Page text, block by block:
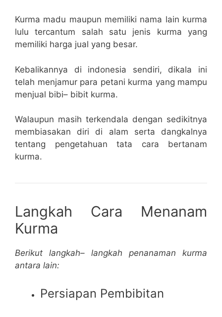
Kurma madu maupun memiliki nama lain kurma
lulu tercantum salah satu jenis kurma yang
memiliki harga jual yang besar.
Kebalikannya di indonesia sendiri, dikala ini
telah menjamur para petani kurma yang mampu
menjual bibi– bibit kurma.
Walaupun masih terkendala dengan sedikitnya
membiasakan diri di alam serta dangkalnya
tentang pengetahuan tata cara bertanam
kurma.
Langkah Cara Menanam
Kurma
Berikut langkah– langkah penanaman kurma
antara lain:
Persiapan Pembibitan